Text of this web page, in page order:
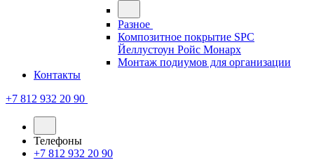
Разное
Композитное покрытие SPC
Йеллустоун Ройс Монарх
Монтаж подиумов для организации
Контакты
+7 812 932 20 90
Телефоны
+7 812 932 20 90